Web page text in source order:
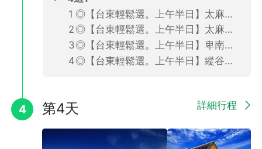
◎【台東輕鬆選。上午半日】太麻里車站+華源秘境或金針山森林半日遊(2人成行．含午餐)
◎【台東輕鬆選。上午半日】太麻里日昇大道+土坂撒巴里木雕工藝半日遊(4人成行．含午餐)需補價差350/人
◎【台東輕鬆選。上午半日】卑南遺址公園+排灣族琉璃珠DIY半日遊(2人成行．含午餐)需補價差200/人
◎【台東輕鬆選。上午半日】縱谷秘境車站+永康村守護神木半日遊(2人成行．含午餐)可退價差$200/人
4 第4天 詳細行程